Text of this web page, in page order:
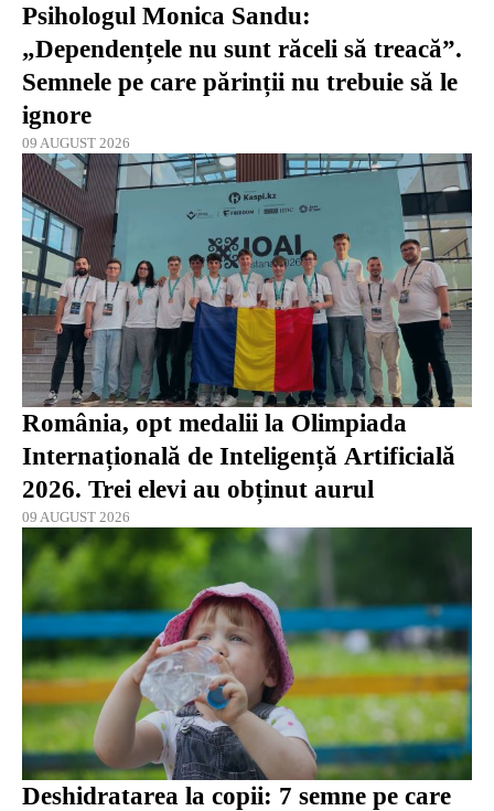
Psihologul Monica Sandu:
„Dependențele nu sunt răceli să treacă”.
Semnele pe care părinții nu trebuie să le
ignore
09 AUGUST 2026
România, opt medalii la Olimpiada
Internațională de Inteligență Artificială
2026. Trei elevi au obținut aurul
09 AUGUST 2026
Deshidratarea la copii: 7 semne pe care